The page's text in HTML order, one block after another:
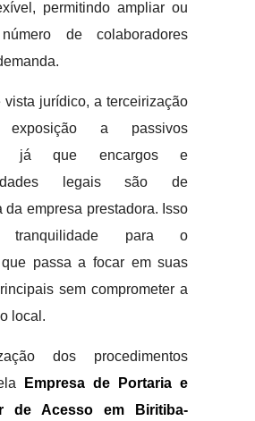
permitindo ampliar ou
de colaboradores
vista jurídico, a terceirização
a passivos
já que encargos e
legais são de
da empresa prestadora. Isso
tranquilidade para o
que passa a focar em suas
sem comprometer a
local.
dos procedimentos
Empresa de Portaria e
de Acesso em Biritiba-